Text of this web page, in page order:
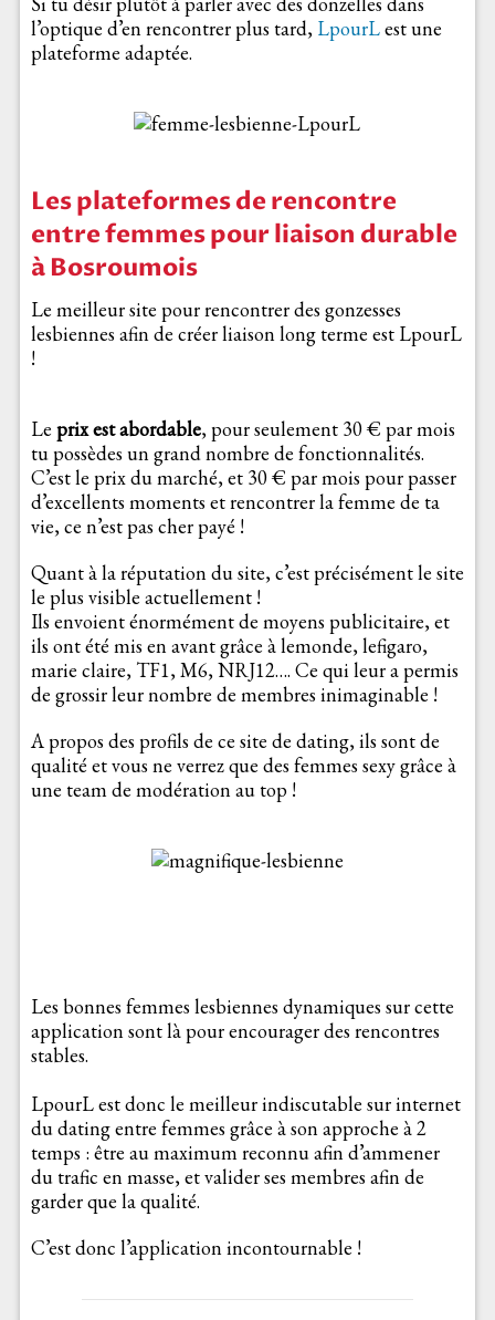
l’optique d’en rencontrer plus tard, LpourLest une
plateforme adaptée.
Les plateformes de rencontre
entre femmes pour liaison durable
à Bosroumois
Le meilleur site pour rencontrer des gonzesses
lesbiennes afin de créer liaison long terme est LpourL
!
Le prix est abordable, pour seulement 30 € par mois
tu possèdes un grand nombre de fonctionnalités.
C’est le prix du marché, et 30 € par mois pour passer
d’excellents moments et rencontrer la femme de ta
vie, ce n’est pas cher payé !
Quant à la réputation du site, c’est précisément le site
le plus visible actuellement !
Ils envoient énormément de moyens publicitaire, et
ils ont été mis en avant grâce à lemonde, lefigaro,
marie claire, TF1, M6, NRJ12…. Ce qui leur a permis
de grossir leur nombre de membres inimaginable !
A propos des profils de ce site de dating, ils sont de
qualité et vous ne verrez que des femmes sexy grâce à
une team de modération au top !
Les bonnes femmes lesbiennes dynamiques sur cette
application sont là pour encourager des rencontres
stables.
LpourL est donc le meilleur indiscutable sur internet
du dating entre femmes grâce à son approche à 2
temps : être au maximum reconnu afin d’ammener
du trafic en masse, et valider ses membres afin de
garder que la qualité.
C’est donc l’application incontournable !